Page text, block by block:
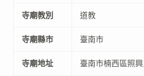
寺廟教別 道教
寺廟縣市 臺南市
寺廟地址 臺南市楠西區照